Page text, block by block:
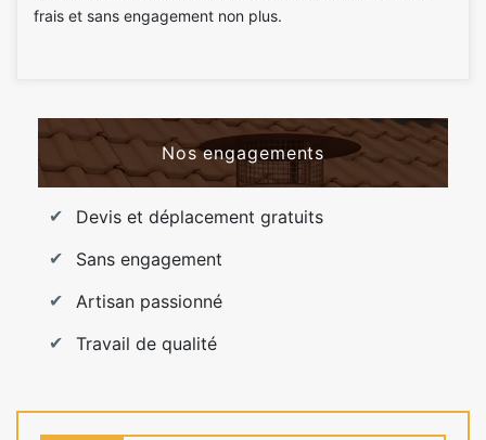
frais et sans engagement non plus.
Nos engagements
Devis et déplacement gratuits
Sans engagement
Artisan passionné
Travail de qualité